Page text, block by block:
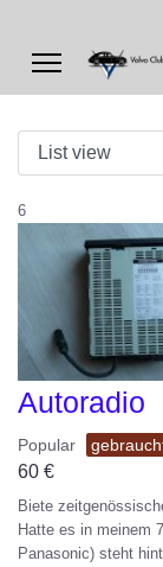
6
Autoradio
Popular
60 €
Biete
Hatte es in meinem
Panasonic) steht